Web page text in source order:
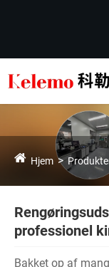
Hjem
professionel
Bakket op af